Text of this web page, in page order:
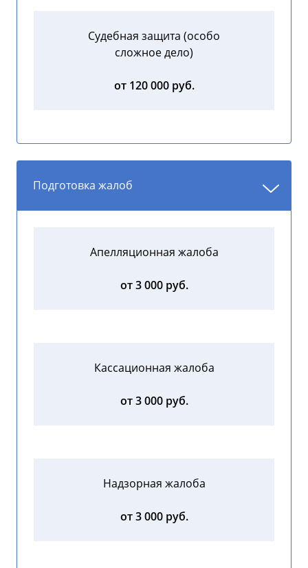
Судебная защита (особо
сложное дело)
от 120 000 руб.
Подготовка жалоб
Апелляционная жалоба
от 3 000 руб.
Кассационная жалоба
от 3 000 руб.
Надзорная жалоба
от 3 000 руб.